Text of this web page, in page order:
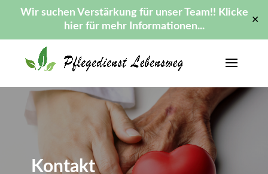
Wir suchen Verstärkung für unser Team!! Klicke
hier für mehr Informationen...
✕
Kontakt